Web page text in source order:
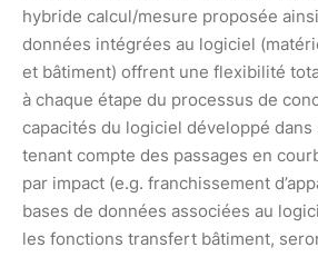
hybride calcul/mesure proposée
données intégrées au logiciel
et bâtiment) offrent une flexibilité
à chaque étape du processus de
capacités du logiciel développé
tenant compte des passages en
par impact (e.g. franchissement
bases de données associées au
les fonctions transfert bâtiment,